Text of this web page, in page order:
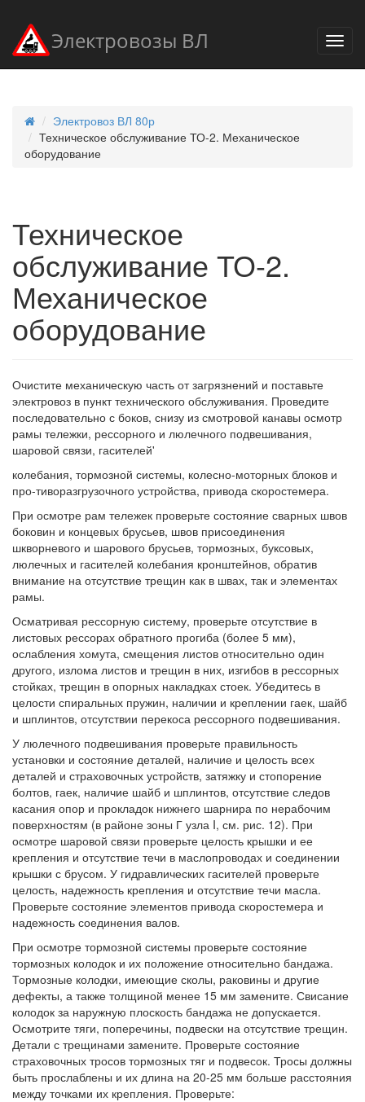
Электровозы ВЛ
Электровоз ВЛ 80р
Техническое обслуживание ТО-2. Механическое
оборудование
Техническое
обслуживание ТО-2.
Механическое
оборудование
Очистите механическую часть от загрязнений и поставьте
электровоз в пункт технического обслуживания. Проведите
последовательно с боков, снизу из смотровой канавы осмотр
рамы тележки, рессорного и люлечного подвешивания,
шаровой связи, гасителей'
колебания, тормозной системы, колесно-моторных блоков и
про-тиворазгрузочного устройства, привода скоростемера.
При осмотре рам тележек проверьте состояние сварных швов
боковин и концевых брусьев, швов присоединения
шкворневого и шарового брусьев, тормозных, буксовых,
люлечных и гасителей колебания кронштейнов, обратив
внимание на отсутствие трещин как в швах, так и элементах
рамы.
Осматривая рессорную систему, проверьте отсутствие в
листовых рессорах обратного прогиба (более 5 мм),
ослабления хомута, смещения листов относительно один
другого, излома листов и трещин в них, изгибов в рессорных
стойках, трещин в опорных накладках стоек. Убедитесь в
целости спиральных пружин, наличии и креплении гаек, шайб
и шплинтов, отсутствии перекоса рессорного подвешивания.
У люлечного подвешивания проверьте правильность
установки и состояние деталей, наличие и целость всех
деталей и страховочных устройств, затяжку и стопорение
болтов, гаек, наличие шайб и шплинтов, отсутствие следов
касания опор и прокладок нижнего шарнира по нерабочим
поверхностям (в районе зоны Г узла I, см. рис. 12). При
осмотре шаровой связи проверьте целость крышки и ее
крепления и отсутствие течи в маслопроводах и соединении
крышки с брусом. У гидравлических гасителей проверьте
целость, надежность крепления и отсутствие течи масла.
Проверьте состояние элементов привода скоростемера и
надежность соединения валов.
При осмотре тормозной системы проверьте состояние
тормозных колодок и их положение относительно бандажа.
Тормозные колодки, имеющие сколы, раковины и другие
дефекты, а также толщиной менее 15 мм замените. Свисание
колодок за наружную плоскость бандажа не допускается.
Осмотрите тяги, поперечины, подвески на отсутствие трещин.
Детали с трещинами замените. Проверьте состояние
страховочных тросов тормозных тяг и подвесок. Тросы должны
быть прослаблены и их длина на 20-25 мм больше расстояния
между точками их крепления. Проверьте: